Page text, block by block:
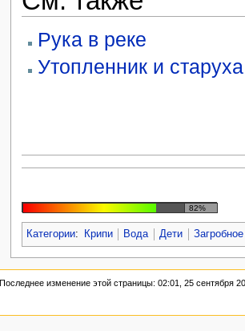
Рука в реке
Утопленник и старуха
82%
Категории: Крипи Вода Дети Загробное
Последнее изменение этой страницы: 02:01, 25 сентября